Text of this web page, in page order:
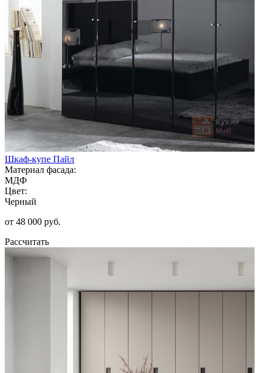
Шкаф-купе Пайл
Материал фасада:
МДФ
Цвет:
Черный
от 48 000 руб.
Рассчитать